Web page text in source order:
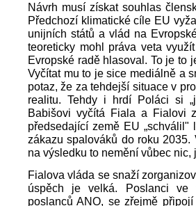
Návrh musí získat souhlas
Předchozí klimatické cíle EU
unijních států a vlád na
teoreticky mohl práva veta
Evropské radě hlasoval. To je to
Vyčítat mu to je sice mediálně a
potaz, že za tehdejší situace v
realitu. Tehdy i hrdí Poláci si
Babišovi vyčítá Fiala a Fialovi
předsedající země EU
zákazu spalováků do roku
na výsledku to nemění vůbec nic,
Fialova vláda se snaží
úspěch je velká. Poslanci ve
poslanců ANO, se zřejmě